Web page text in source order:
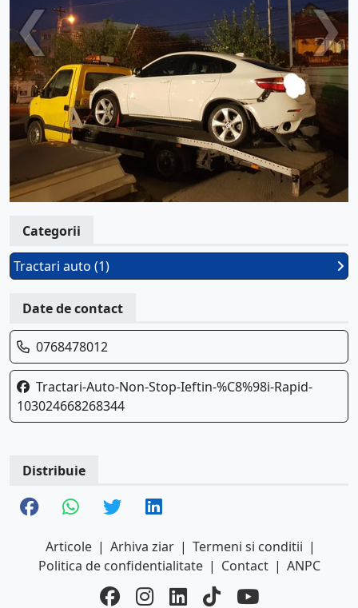
Categorii
Tractari auto (1)
Date de contact
0768478012
Tractari-Auto-Non-Stop-Ieftin-%C8%98i-Rapid-
103024668268344
Distribuie
Articole | Arhiva ziar | Termeni si conditii |
Politica de confidentialitate | Contact | ANPC